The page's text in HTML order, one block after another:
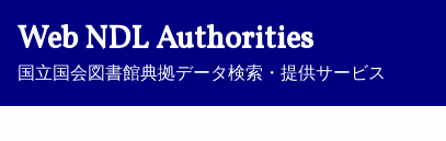
Web NDL Authorities
国立国会図書館典拠データ検索・提供サービス